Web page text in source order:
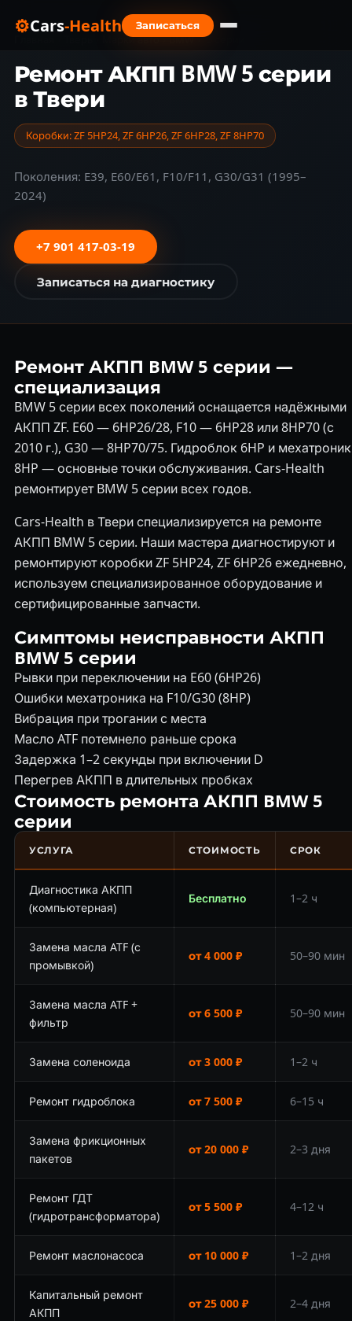
⚙Cars-Health
Записаться
Марки авто › BMW › 5 серии
Ремонт АКПП BMW 5 серии
в Твери
Коробки: ZF 5HP24, ZF 6HP26, ZF 6HP28, ZF 8HP70
Поколения: E39, E60/E61, F10/F11, G30/G31 (1995–
2024)
+7 901 417-03-19
Записаться на диагностику
Ремонт АКПП BMW 5 серии —
специализация
BMW 5 серии всех поколений оснащается надёжными
АКПП ZF. E60 — 6HP26/28, F10 — 6HP28 или 8HP70 (с
2010 г.), G30 — 8HP70/75. Гидроблок 6HP и мехатроник
8HP — основные точки обслуживания. Cars-Health
ремонтирует BMW 5 серии всех годов.
Cars-Health в Твери специализируется на ремонте
АКПП BMW 5 серии. Наши мастера диагностируют и
ремонтируют коробки ZF 5HP24, ZF 6HP26 ежедневно,
используем специализированное оборудование и
сертифицированные запчасти.
Симптомы неисправности АКПП
BMW 5 серии
Рывки при переключении на E60 (6HP26)
Ошибки мехатроника на F10/G30 (8HP)
Вибрация при трогании с места
Масло ATF потемнело раньше срока
Задержка 1–2 секунды при включении D
Перегрев АКПП в длительных пробках
Стоимость ремонта АКПП BMW 5
серии
УСЛУГА СТОИМОСТЬ СРОК
Диагностика АКПП
(компьютерная)
Бесплатно 1–2 ч
Замена масла ATF (с
промывкой)
от 4 000 ₽ 50–90 мин
Замена масла ATF +
фильтр
от 6 500 ₽ 50–90 мин
Замена соленоида от 3 000 ₽ 1–2 ч
Ремонт гидроблока от 7 500 ₽ 6–15 ч
Замена фрикционных
пакетов
от 20 000 ₽ 2–3 дня
Ремонт ГДТ
(гидротрансформатора)
от 5 500 ₽ 4–12 ч
Ремонт маслонасоса от 10 000 ₽ 1–2 дня
Капитальный ремонт
АКПП
от 25 000 ₽ 2–4 дня